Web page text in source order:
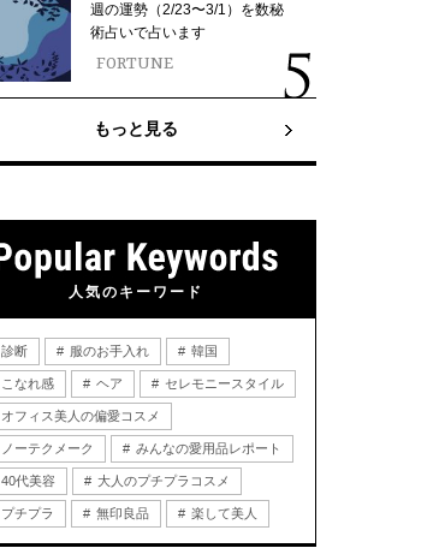
週の運勢（2/23〜3/1）を数秘
術占いで占います
FORTUNE
もっと見る
人気のキーワード
診断 服のお手入れ 韓国
こなれ感 ヘア セレモニースタイル
オフィス美人の偏愛コスメ
ノーテクメーク みんなの愛用品レポート
40代美容 大人のプチプラコスメ
プチプラ 無印良品 楽して美人